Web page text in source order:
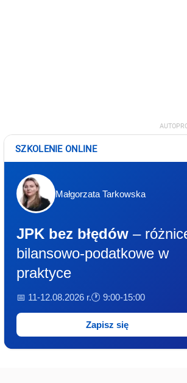
SZKOLENIE ONLINE
Małgorzata Tarkowska
JPK bez błędów –
bilansowo-podatkowe w
praktyce
📅 11-12.08.2026 r.🕐 9:00-15:00
Zapisz się